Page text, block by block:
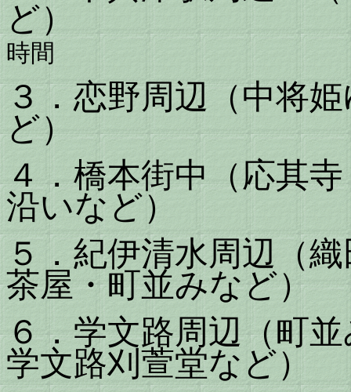
ど
時間
３．恋野周辺（中将
ど）
４．橋本街中（応其
沿いなど）
５．紀伊清水周辺（
茶屋・町並みなど）
６．学文路周辺（町
学文路刈萱堂など）